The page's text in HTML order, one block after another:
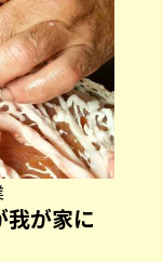
我が家に